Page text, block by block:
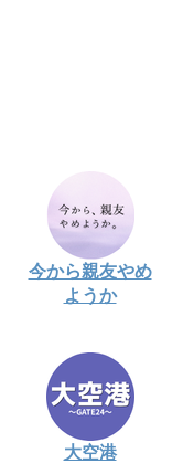
今から親友やめ
ようか
大空港